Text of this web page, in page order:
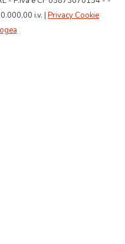
i.v. | Privacy Cookie